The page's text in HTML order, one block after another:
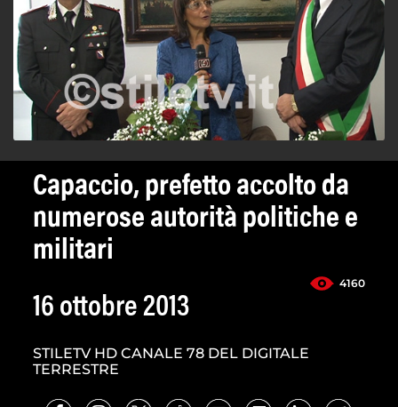
Capaccio, prefetto accolto da
numerose autorità politiche e
militari
4160
16 ottobre 2013
STILETV HD CANALE 78 DEL DIGITALE
TERRESTRE